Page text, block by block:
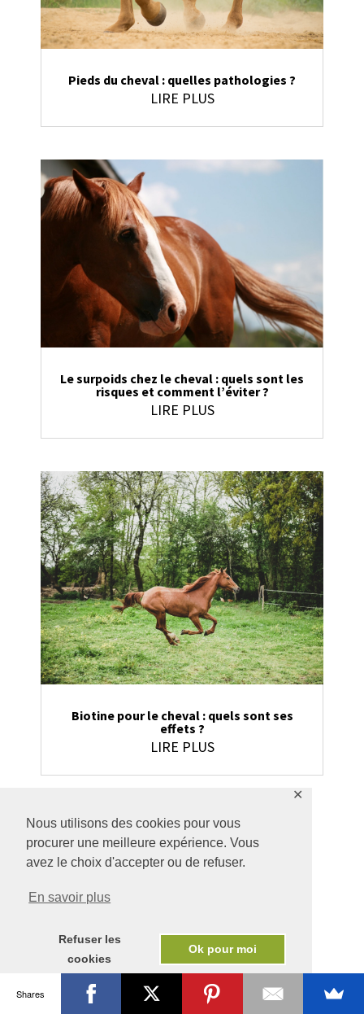
Nous utilisons des cookies pour vous
procurer une meilleure expérience. Vous
avez le choix d'accepter ou de refuser.
En savoir plus
Refuser les
cookies
Ok pour moi
✕
Pieds du cheval : quelles pathologies ?
LIRE PLUS
Le surpoids chez le cheval : quels sont les
risques et comment l’éviter ?
LIRE PLUS
Biotine pour le cheval : quels sont ses
effets ?
LIRE PLUS
0 commentaires
Soumettre un commentaire
Vous devezvous connecterpour publier un
commentaire.
Shares